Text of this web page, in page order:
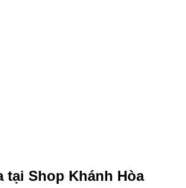
tại Shop Khánh Hòa